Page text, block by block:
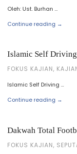
Oleh: Ust. Burhan …
Continue reading →
Islamic Self Driving
FOKUS KAJIAN,
Islamic Self Driving …
Continue reading →
Dakwah Total
FOKUS KAJIAN,